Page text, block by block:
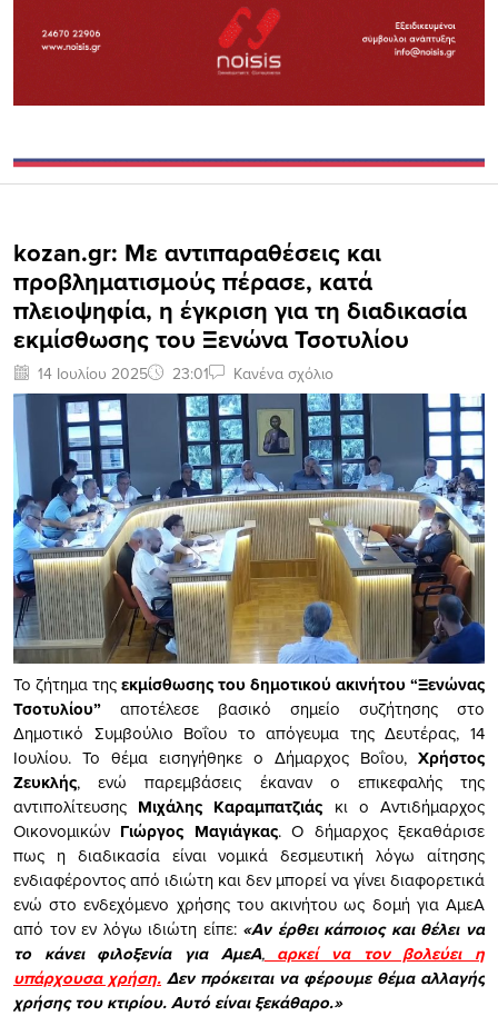
kozan.gr: Με αντιπαραθέσεις και
προβληματισμούς πέρασε, κατά
πλειοψηφία, η έγκριση για τη διαδικασία
εκμίσθωσης του Ξενώνα Τσοτυλίου
14 Ιουλίου 2025 23:01 Κανένα σχόλιο
Το ζήτημα τηςεκμίσθωσης του δημοτικού ακινήτου “Ξενώνας
Τσοτυλίου” αποτέλεσε βασικό σημείο συζήτησης στο
Δημοτικό Συμβούλιο Βοΐου το απόγευμα της Δευτέρας, 14
Ιουλίου. Το θέμα εισηγήθηκε ο Δήμαρχος Βοΐου, Χρήστος
Ζευκλής, ενώ παρεμβάσεις έκαναν ο επικεφαλής της
αντιπολίτευσης Μιχάλης Καραμπατζιάς κι ο Αντιδήμαρχος
Οικονομικών Γιώργος Μαγιάγκας. Ο δήμαρχος ξεκαθάρισε
πως η διαδικασία είναι νομικά δεσμευτική λόγω αίτησης
ενδιαφέροντος από ιδιώτη και δεν μπορεί να γίνει διαφορετικά
ενώ στο ενδεχόμενο χρήσης του ακινήτου ως δομή για ΑμεΑ
από τον εν λόγω ιδιώτη είπε: «Αν έρθει κάποιος και θέλει να
το κάνει φιλοξενία για ΑμεΑ,αρκεί να τον βολεύει η
υπάρχουσα χρήση. Δεν πρόκειται να φέρουμε θέμα αλλαγής
χρήσης του κτιρίου. Αυτό είναι ξεκάθαρο.»